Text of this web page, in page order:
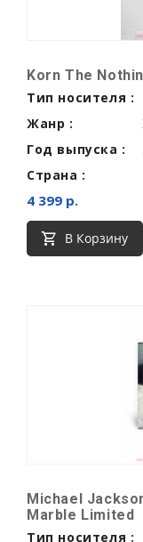
Korn The
Тип носителя :
Жанр :
Год выпуска :
Страна :
4 399 р.
В Корзину
Michael
Marble Limited
Тип носителя :